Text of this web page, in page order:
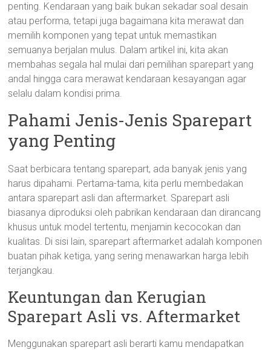
penting. Kendaraan yang baik bukan sekadar soal desain
atau performa, tetapi juga bagaimana kita merawat dan
memilih komponen yang tepat untuk memastikan
semuanya berjalan mulus. Dalam artikel ini, kita akan
membahas segala hal mulai dari pemilihan sparepart yang
andal hingga cara merawat kendaraan kesayangan agar
selalu dalam kondisi prima.
Pahami Jenis-Jenis Sparepart
yang Penting
Saat berbicara tentang sparepart, ada banyak jenis yang
harus dipahami. Pertama-tama, kita perlu membedakan
antara sparepart asli dan aftermarket. Sparepart asli
biasanya diproduksi oleh pabrikan kendaraan dan dirancang
khusus untuk model tertentu, menjamin kecocokan dan
kualitas. Di sisi lain, sparepart aftermarket adalah komponen
buatan pihak ketiga, yang sering menawarkan harga lebih
terjangkau.
Keuntungan dan Kerugian
Sparepart Asli vs. Aftermarket
Menggunakan sparepart asli berarti kamu mendapatkan